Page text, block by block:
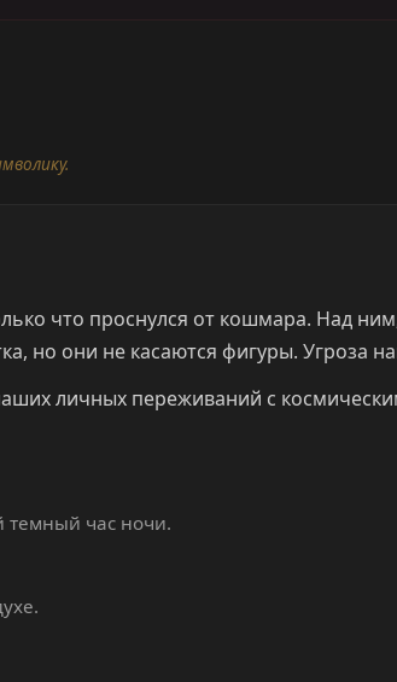
что проснулся от кошмара. Над
но они не касаются фигуры. Угроза
личных переживаний с
темный час ночи.